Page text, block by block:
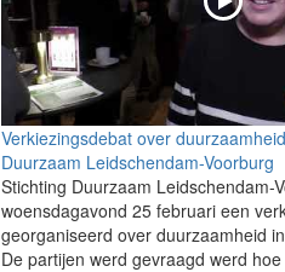
Verkiezingsdebat over
Duurzaam Leidschendam-Voorburg
Stichting Duurzaam Leidschendam-
woensdagavond 25 februari een
georganiseerd over duurzaamheid
De partijen werd gevraagd werd